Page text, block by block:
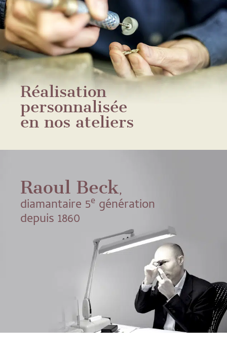
Réalisation
personnalisée
en nos ateliers
Raoul Beck,
diamantaire 5e génération
depuis 1860